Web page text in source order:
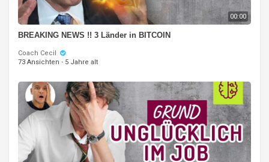
00:00
BREAKING NEWS !! 3 Länder in BITCOIN
Coach Cecil
73 Ansichten · 5 Jahre alt